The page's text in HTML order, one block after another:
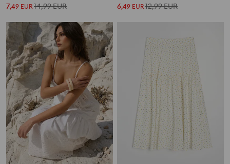
7,49 EUR14,99EUR 6,49 EUR12,99EUR